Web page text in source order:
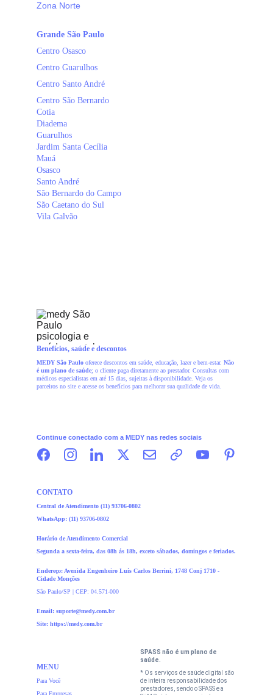
Zona Norte
Grande São Paulo
Centro Osasco
Centro Guarulhos
Centro Santo André
Centro São Bernardo
Cotia
Diadema
Guarulhos
Jardim Santa Cecília
Mauá
Osasco
Santo André
São Bernardo do Campo
São Caetano do Sul
Vila Galvão
CONTATO
Central de Atendimento (11) 93706-0802
WhatsApp: (11) 93706-0802
Horário de Atendimento Comercial
Segunda a sexta-feira, das 08h ás 18h, exceto sábados, domingos e feriados.
Endereço: Avenida Engenheiro Luís Carlos Berrini, 1748 Conj 1710 -
Cidade Monções
São Paulo/SP | CEP: 04.571-000
Email: suporte@medy.com.br
Site: https://medy.com.br
Benefícios, saúde e descontos
MEDY São Paulo oferece descontos em saúde, educação, lazer e bem-estar. Não
é um plano de saúde; o cliente paga diretamente ao prestador. Consultas com
médicos especialistas em até 15 dias, sujeitas à disponibilidade. Veja os
parceiros no site e acesse os benefícios para melhorar sua qualidade de vida.
SPASS não é um plano de
saúde.
* Os serviços de saúde digital são
de inteira responsabilidade dos
prestadores, sendo o SPASS e a
MENU
Para Você
Para Empresas
Continue conectado com a MEDY nas redes sociais